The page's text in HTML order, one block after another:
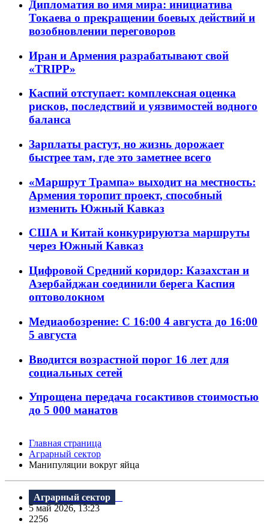
Дипломатия во имя мира: инициатива
Токаева о прекращении боевых действий и
возобновлении переговоров
Иран и Армения разрабатывают свой
«TRIPP»
Каспий отступает: комплексная оценка
рисков, последствий и уязвимостей водного
баланса
Зарплаты растут, но жизнь дорожает
быстрее там, где это заметнее всего
«Маршрут Трампа» выходит на местность:
Армения торопит проект, способный
изменить Южный Кавказ
США и Китай конкурируютза маршруты
через Южный Кавказ
Цифровой Средний коридор: Казахстан и
Азербайджан соединили берега Каспия
оптоволокном
Медиаобозрение: С 16:00 4 августа до 16:00
5 августа
Вводится возрастной порог 16 лет для
социальных сетей
Упрощена передача госактивов стоимостью
до 5 000 манатов
Главная страница
Аграрный сектор
Манипуляции вокруг яйца
Аграрный сектор
5 май 2026, 13:23
2256